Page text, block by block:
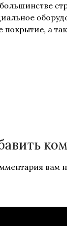
покрытие, а
вам